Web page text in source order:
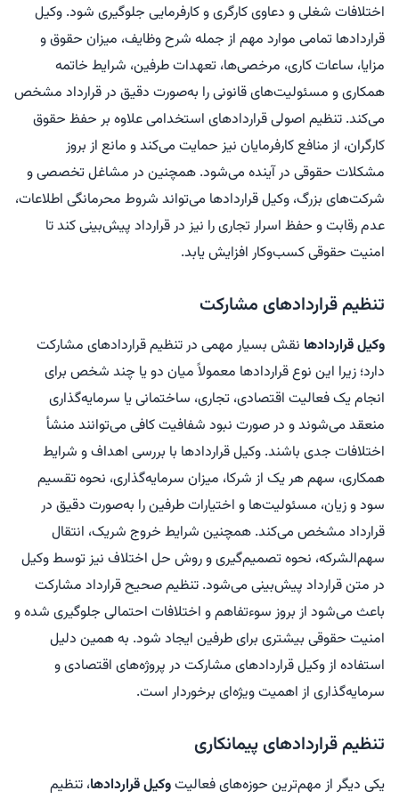
اختلافات شغلی و دعاوی کارگری و کارفرمایی جلوگیری شود. وکیل
قراردادها تمامی موارد مهم از جمله شرح وظایف، میزان حقوق و
مزایا، ساعات کاری، مرخصی‌ها، تعهدات طرفین، شرایط خاتمه
همکاری و مسئولیت‌های قانونی را به‌صورت دقیق در قرارداد مشخص
می‌کند. تنظیم اصولی قراردادهای استخدامی علاوه بر حفظ حقوق
کارگران، از منافع کارفرمایان نیز حمایت می‌کند و مانع از بروز
مشکلات حقوقی در آینده می‌شود. همچنین در مشاغل تخصصی و
شرکت‌های بزرگ، وکیل قراردادها می‌تواند شروط محرمانگی اطلاعات،
عدم رقابت و حفظ اسرار تجاری را نیز در قرارداد پیش‌بینی کند تا
امنیت حقوقی کسب‌وکار افزایش یابد.
تنظیم قراردادهای مشارکت
وکیل قراردادها نقش بسیار مهمی در تنظیم قراردادهای مشارکت
دارد؛ زیرا این نوع قراردادها معمولاً میان دو یا چند شخص برای
انجام یک فعالیت اقتصادی، تجاری، ساختمانی یا سرمایه‌گذاری
منعقد می‌شوند و در صورت نبود شفافیت کافی می‌توانند منشأ
اختلافات جدی باشند. وکیل قراردادها با بررسی اهداف و شرایط
همکاری، سهم هر یک از شرکا، میزان سرمایه‌گذاری، نحوه تقسیم
سود و زیان، مسئولیت‌ها و اختیارات طرفین را به‌صورت دقیق در
قرارداد مشخص می‌کند. همچنین شرایط خروج شریک، انتقال
سهم‌الشرکه، نحوه تصمیم‌گیری و روش حل اختلاف نیز توسط وکیل
در متن قرارداد پیش‌بینی می‌شود. تنظیم صحیح قرارداد مشارکت
باعث می‌شود از بروز سوءتفاهم و اختلافات احتمالی جلوگیری شده و
امنیت حقوقی بیشتری برای طرفین ایجاد شود. به همین دلیل
استفاده از وکیل قراردادهای مشارکت در پروژه‌های اقتصادی و
سرمایه‌گذاری از اهمیت ویژه‌ای برخوردار است.
تنظیم قراردادهای پیمانکاری
یکی دیگر از مهم‌ترین حوزه‌های فعالیتوکیل قراردادها، تنظیم